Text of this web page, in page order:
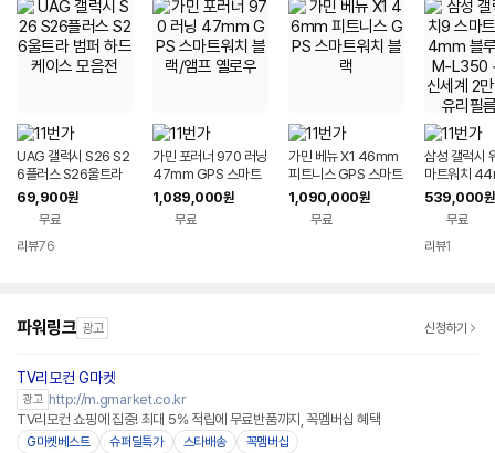
UAG 갤럭시 S26 S2
6플러스 S26울트라
범퍼 하드 케이스 모음
69,900원
무료
리뷰76
가민 포러너 970 러닝
47mm GPS 스마트
워치 블랙/앰프 옐로우
1,089,000원
무료
가민 베뉴 X1 46mm
피트니스 GPS 스마트
워치 블랙
1,090,000원
무료
삼성 갤럭시
마트워치
루투스 SM-
리뷰 신세계
화유리필름
539,000원
무료
리뷰1
파워링크 광고 신청하기
TV리모컨 G마켓
광고 http://m.gmarket.co.kr
TV리모컨 쇼핑에 집중! 최대 5% 적립에 무료반품까지, 꼭멤버십 혜택
G마켓베스트 슈퍼딜특가 스타배송 꼭멤버십